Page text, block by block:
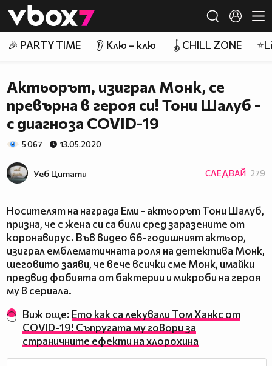
👾
🎉 PARTY TIME 👂 Клю – клю 🪀CHILL ZONE
Актьорът, изиграл Монк, се
превърна в героя си! Тони Шалуб -
с диагноза COVID-19
5 067 13.05.2020
Уеб Цитати СЛЕДВАЙ 279
Носителят на награда Еми - актьорът Тони Шалуб,
призна, че с жена си са били сред заразените от
коронавирус. Във видео 66-годишният актьор,
изиграл емблематичната роля на детектива Монк,
шеговито заяви, че вече всички сме Монк, имайки
предвид фобията от бактерии и микроби на героя
му в сериала.
Виж още: Ето как са лекували Том Ханкс от
COVID-19! Съпругата му говори за
страничните ефекти на хлорохина